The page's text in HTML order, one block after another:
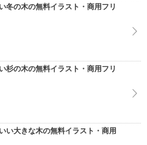
冬の木の無料イラスト・商用フリ
杉の木の無料イラスト・商用フリ
い大きな木の無料イラスト・商用